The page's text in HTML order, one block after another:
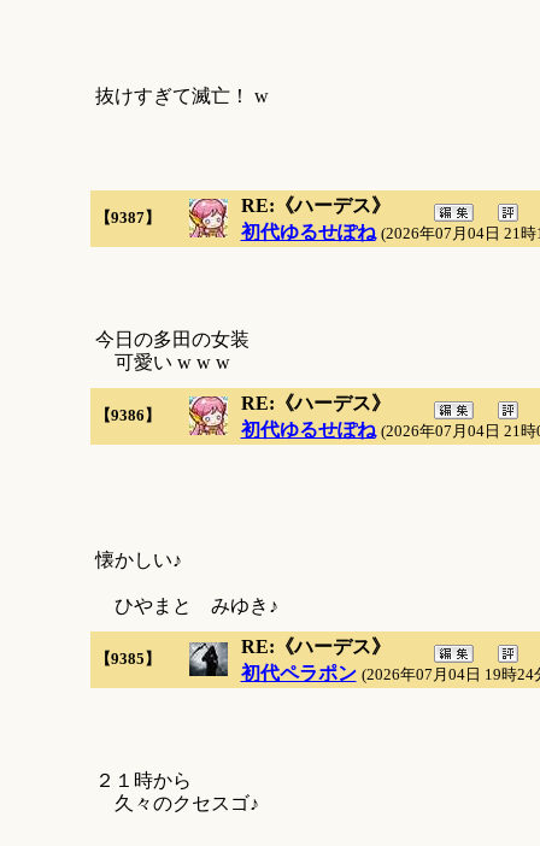
抜けすぎて滅亡！ w
【9387】
RE:《ハーデス》
初代ゆるせぽね (2026年07月04日 21時
今日の多田の女装
可愛い w w w
【9386】
RE:《ハーデス》
初代ゆるせぽね (2026年07月04日 21時
懐かしい♪
ひやまと みゆき♪
【9385】
RE:《ハーデス》
初代ペラポン (2026年07月04日 19時24
２１時から
久々のクセスゴ♪